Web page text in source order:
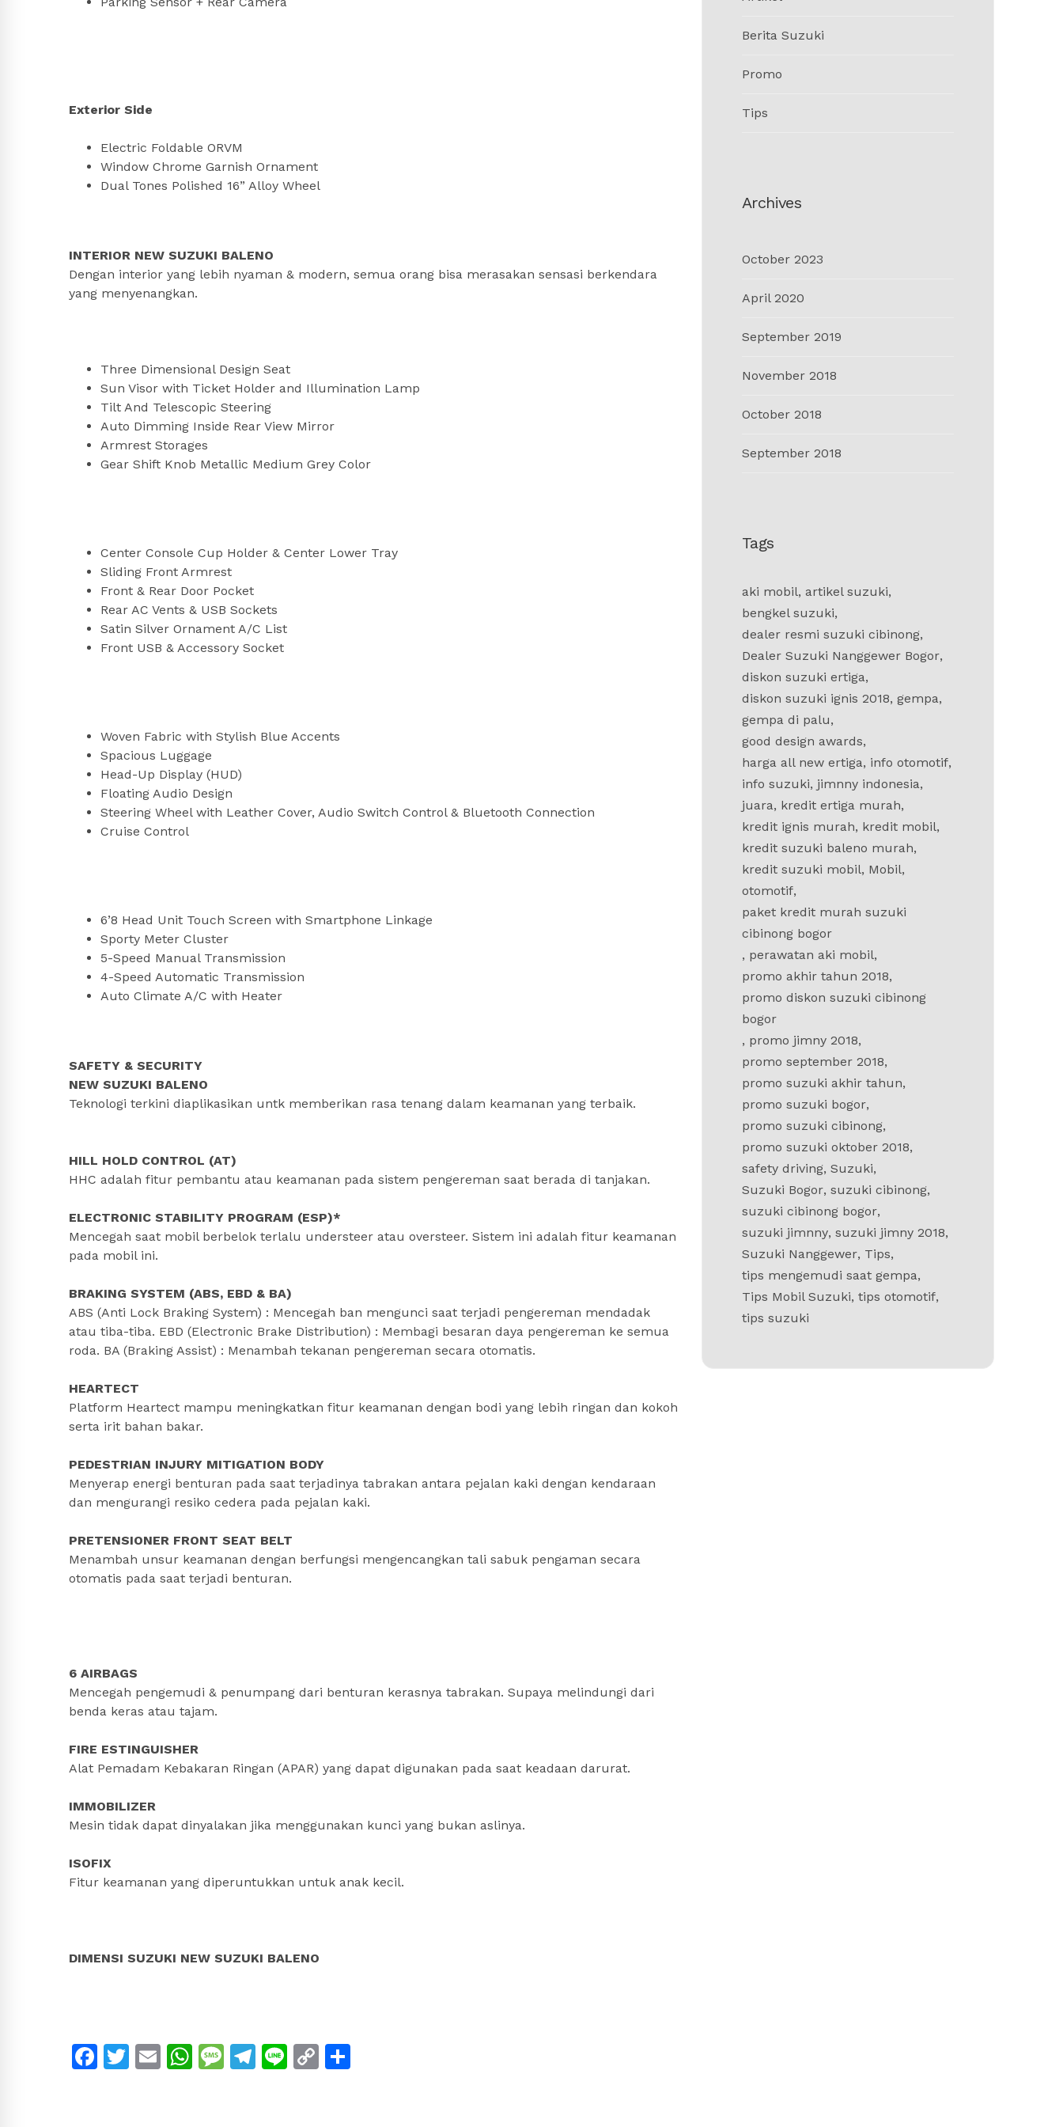
Exterior Side
Electric Foldable ORVM
Window Chrome Garnish Ornament
Dual Tones Polished 16” Alloy Wheel
INTERIOR NEW SUZUKI BALENO
Dengan interior yang lebih nyaman & modern, semua orang bisa merasakan sensasi berkendara
yang menyenangkan.
Three Dimensional Design Seat
Sun Visor with Ticket Holder and Illumination Lamp
Tilt And Telescopic Steering
Auto Dimming Inside Rear View Mirror
Armrest Storages
Gear Shift Knob Metallic Medium Grey Color
Center Console Cup Holder & Center Lower Tray
Sliding Front Armrest
Front & Rear Door Pocket
Rear AC Vents & USB Sockets
Satin Silver Ornament A/C List
Front USB & Accessory Socket
Woven Fabric with Stylish Blue Accents
Spacious Luggage
Head-Up Display (HUD)
Floating Audio Design
Steering Wheel with Leather Cover, Audio Switch Control & Bluetooth Connection
Cruise Control
6’8 Head Unit Touch Screen with Smartphone Linkage
Sporty Meter Cluster
5-Speed Manual Transmission
4-Speed Automatic Transmission
Auto Climate A/C with Heater
SAFETY & SECURITY
NEW SUZUKI BALENO
Teknologi terkini diaplikasikan untk memberikan rasa tenang dalam keamanan yang terbaik.
HILL HOLD CONTROL (AT)
HHC adalah fitur pembantu atau keamanan pada sistem pengereman saat berada di tanjakan.
ELECTRONIC STABILITY PROGRAM (ESP)*
Mencegah saat mobil berbelok terlalu understeer atau oversteer. Sistem ini adalah fitur keamanan
pada mobil ini.
BRAKING SYSTEM (ABS, EBD & BA)
ABS (Anti Lock Braking System) : Mencegah ban mengunci saat terjadi pengereman mendadak
atau tiba-tiba. EBD (Electronic Brake Distribution) : Membagi besaran daya pengereman ke semua
roda. BA (Braking Assist) : Menambah tekanan pengereman secara otomatis.
HEARTECT
Platform Heartect mampu meningkatkan fitur keamanan dengan bodi yang lebih ringan dan kokoh
serta irit bahan bakar.
PEDESTRIAN INJURY MITIGATION BODY
Menyerap energi benturan pada saat terjadinya tabrakan antara pejalan kaki dengan kendaraan
dan mengurangi resiko cedera pada pejalan kaki.
PRETENSIONER FRONT SEAT BELT
Menambah unsur keamanan dengan berfungsi mengencangkan tali sabuk pengaman secara
otomatis pada saat terjadi benturan.
6 AIRBAGS
Mencegah pengemudi & penumpang dari benturan kerasnya tabrakan. Supaya melindungi dari
benda keras atau tajam.
FIRE ESTINGUISHER
Alat Pemadam Kebakaran Ringan (APAR) yang dapat digunakan pada saat keadaan darurat.
IMMOBILIZER
Mesin tidak dapat dinyalakan jika menggunakan kunci yang bukan aslinya.
ISOFIX
Fitur keamanan yang diperuntukkan untuk anak kecil.
DIMENSI SUZUKI NEW SUZUKI BALENO
Facebook
Twitter
EmailWhatsApp
Message
Telegram
LineCopy
Berita Suzuki
Promo
Tips
Archives
October 2023
April 2020
September 2019
November 2018
October 2018
September 2018
Tags
aki mobil, artikel suzuki,
bengkel suzuki,
dealer resmi suzuki cibinong,
Dealer Suzuki Nanggewer Bogor,
diskon suzuki ertiga,
diskon suzuki ignis 2018, gempa,
gempa di palu,
good design awards,
harga all new ertiga, info otomotif,
info suzuki, jimnny indonesia,
juara, kredit ertiga murah,
kredit ignis murah, kredit mobil,
kredit suzuki baleno murah,
kredit suzuki mobil, Mobil,
otomotif,
paket kredit murah suzuki
cibinong bogor
, perawatan aki mobil,
promo akhir tahun 2018,
promo diskon suzuki cibinong
bogor
, promo jimny 2018,
promo september 2018,
promo suzuki akhir tahun,
promo suzuki bogor,
promo suzuki cibinong,
promo suzuki oktober 2018,
safety driving, Suzuki,
Suzuki Bogor, suzuki cibinong,
suzuki cibinong bogor,
suzuki jimnny, suzuki jimny 2018,
Suzuki Nanggewer, Tips,
tips mengemudi saat gempa,
Tips Mobil Suzuki, tips otomotif,
tips suzuki